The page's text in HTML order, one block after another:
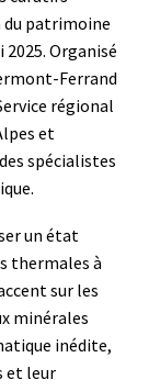
patrimoine
2025. Organisé
Ferrand
régional
et
spécialistes
un état
thermales à
sur les
minérales
inédite,
et leur